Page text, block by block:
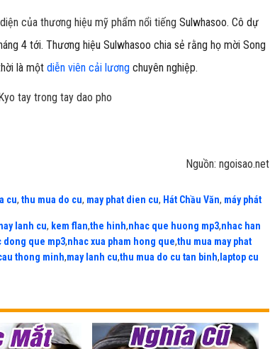
của thương hiệu mỹ phẩm nổi tiếng Sulwhasoo. Cô dự
4 tới. Thương hiệu Sulwhasoo chia sẻ rằng họ mời Song
là một diễn viên cải lương chuyên nghiệp.
Nguồn: ngoisao.net
cu, thu mua do cu, may phat dien cu, Hát Chầu Văn, máy phát
lanh cu, kem flan,the hinh,nhac que huong mp3,nhac han
dong que mp3,nhac xua pham hong que,thu mua may phat
thong minh,may lanh cu,thu mua do cu tan binh, laptop cu
Powered bynetcore.vn